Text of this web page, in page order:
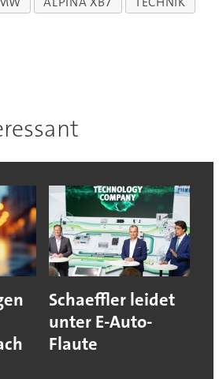
Schaeffler leidet
unter E-Auto-
Flaute